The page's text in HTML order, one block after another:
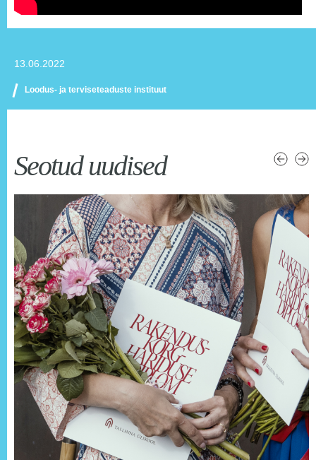
13.06.2022
Loodus- ja terviseteaduste instituut
Seotud uudised